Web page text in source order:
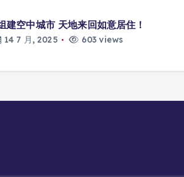
建空中城市 天地来回如意居住！
14 7 月, 2025 603 views